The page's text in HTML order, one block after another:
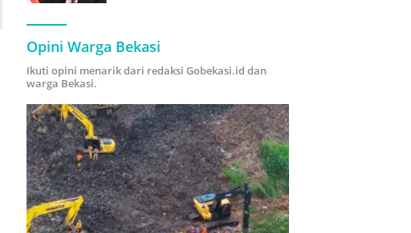
Opini Warga Bekasi
Ikuti opini menarik dari redaksi Gobekasi.id dan
warga Bekasi.